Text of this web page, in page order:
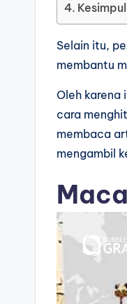
Selain itu,
membantu
Oleh karena
cara
membaca
mengambil